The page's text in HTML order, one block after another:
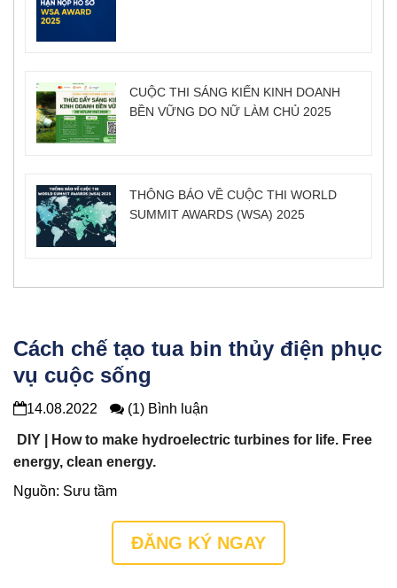
CUỘC THI SÁNG KIẾN KINH DOANH
BỀN VỮNG DO NỮ LÀM CHỦ 2025
THÔNG BÁO VỀ CUỘC THI WORLD
SUMMIT AWARDS (WSA) 2025
Cách chế tạo tua bin thủy điện phục
vụ cuộc sống
14.08.2022 (1) Bình luận
DIY | How to make hydroelectric turbines for life. Free
energy, clean energy.
Nguồn: Sưu tầm
ĐĂNG KÝ NGAY